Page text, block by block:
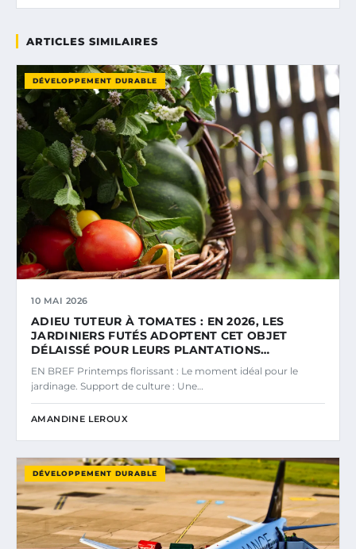
ARTICLES SIMILAIRES
DÉVELOPPEMENT DURABLE
10 MAI 2026
ADIEU TUTEUR À TOMATES : EN 2026, LES
JARDINIERS FUTÉS ADOPTENT CET OBJET
DÉLAISSÉ POUR LEURS PLANTATIONS…
EN BREF Printemps florissant : Le moment idéal pour le
jardinage. Support de culture : Une…
AMANDINE LEROUX
DÉVELOPPEMENT DURABLE